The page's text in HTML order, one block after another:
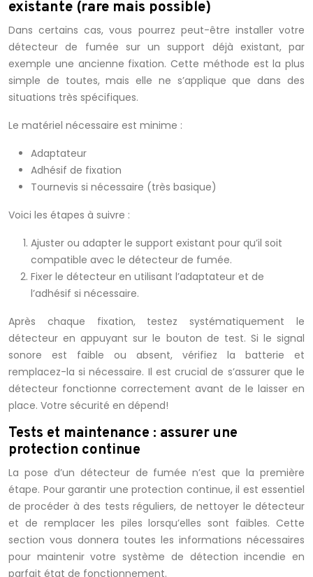
existante (rare mais possible)
Dans certains cas, vous pourrez peut-être installer votre
détecteur de fumée sur un support déjà existant, par
exemple une ancienne fixation. Cette méthode est la plus
simple de toutes, mais elle ne s’applique que dans des
situations très spécifiques.
Le matériel nécessaire est minime :
Adaptateur
Adhésif de fixation
Tournevis si nécessaire (très basique)
Voici les étapes à suivre :
Ajuster ou adapter le support existant pour qu’il soit
compatible avec le détecteur de fumée.
Fixer le détecteur en utilisant l’adaptateur et de
l’adhésif si nécessaire.
Après chaque fixation, testez systématiquement le
détecteur en appuyant sur le bouton de test. Si le signal
sonore est faible ou absent, vérifiez la batterie et
remplacez-la si nécessaire. Il est crucial de s’assurer que le
détecteur fonctionne correctement avant de le laisser en
place. Votre sécurité en dépend!
Tests et maintenance : assurer une
protection continue
La pose d’un détecteur de fumée n’est que la première
étape. Pour garantir une protection continue, il est essentiel
de procéder à des tests réguliers, de nettoyer le détecteur
et de remplacer les piles lorsqu’elles sont faibles. Cette
section vous donnera toutes les informations nécessaires
pour maintenir votre système de détection incendie en
parfait état de fonctionnement.